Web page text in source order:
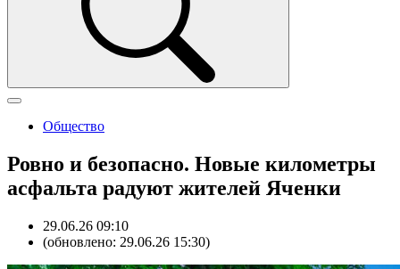
Общество
Ровно и безопасно. Новые километры
асфальта радуют жителей Яченки
29.06.26 09:10
(обновлено: 29.06.26 15:30)